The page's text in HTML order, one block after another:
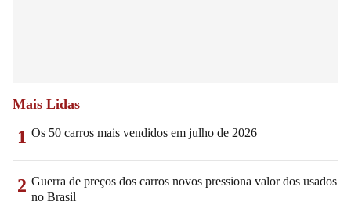
Mais Lidas
1 Os 50 carros mais vendidos em julho de 2026
2 Guerra de preços dos carros novos pressiona valor dos usados
no Brasil